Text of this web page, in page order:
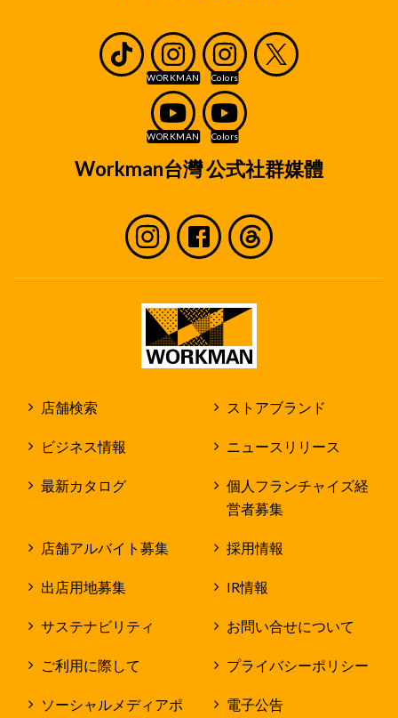
Workman台灣 公式社群媒體
店舗検索 ストアブランド
ビジネス情報 ニュースリリース
最新カタログ
個人フランチャイズ経
営者募集
店舗アルバイト募集 採用情報
出店用地募集 IR情報
サステナビリティ お問い合せについて
ご利用に際して プライバシーポリシー
ソーシャルメディアポ 電子公告